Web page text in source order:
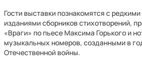
Гости выставки познакомятся с
изданиями сборников стихотворений,
«Враги» по пьесе Максима Горького и
музыкальных номеров, созданными в
Отечественной войны.